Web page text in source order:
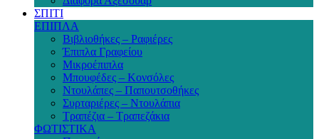
ΣΠΙΤΙ
ΕΠΙΠΛΑ
Βιβλιοθήκες – Ραφιέρες
Έπιπλα Γραφείου
Μικροέπιπλα
Μπουφέδες – Κονσόλες
Ντουλάπες – Παπουτσοθήκες
Συρταριέρες – Ντουλάπια
Τραπέζια – Τραπεζάκια
ΦΩΤΙΣΤΙΚΑ